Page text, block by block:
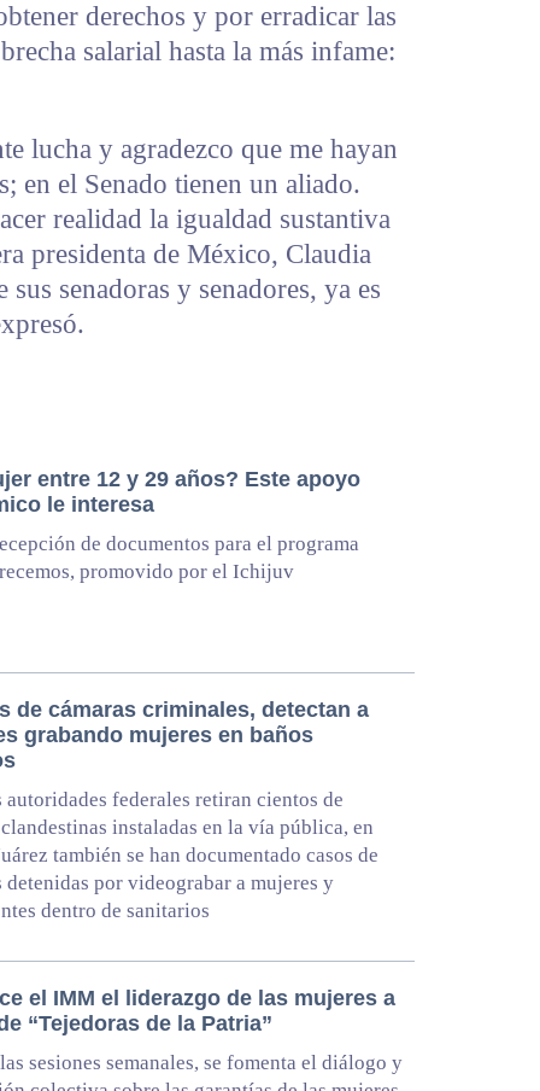
derechos y por erradicar las
salarial hasta la más infame:
lucha y agradezco que me hayan
en el Senado tienen un aliado.
realidad la igualdad sustantiva
presidenta de México, Claudia
senadoras y senadores, ya es
entre 12 y 29 años? Este apoyo
le interesa
de documentos para el programa
promovido por el Ichijuv
de cámaras criminales, detectan a
grabando mujeres en baños
autoridades federales retiran cientos de
instaladas en la vía pública, en
también se han documentado casos de
detenidas por videograbar a mujeres y
dentro de sanitarios
el IMM el liderazgo de las mujeres a
“Tejedoras de la Patria”
sesiones semanales, se fomenta el diálogo y